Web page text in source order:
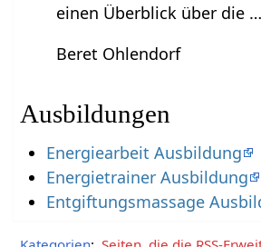
einen Überblick über die …
Beret Ohlendorf
Ausbildungen
Energiearbeit Ausbildung
Energietrainer Ausbildung
Entgiftungsmassage